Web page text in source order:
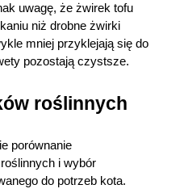
znajdziesz w naszej
określić warunki
do cookies poprzez
lub możesz
WSZYSTKIE
uwagę, że żwirek tofu
niż drobne żwirki
mniej przyklejają się do
pozostają czystsze.
roślinnych
porównanie
i wybór
do potrzeb kota.